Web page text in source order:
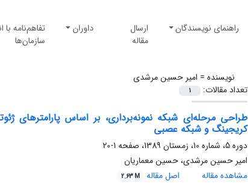
راهنمای نویسندگان
ارسال
مقاله
داوران
تفاهم‌نامه
سازمان‌ها
نویسنده = امیر حسین مرشدی
تعداد مقالات:
1
طراحی مرحله‌ای شبکه نمونه‌برداری، بر اساس پارامتر‌های
کریجینگ و شبکه عصبی
دوره 5، شماره 10، زمستان 1389، صفحه
1-20
امیر حسین مرشدی، حسین معماریان
مشاهده مقاله
اصل مقاله 2.63 M